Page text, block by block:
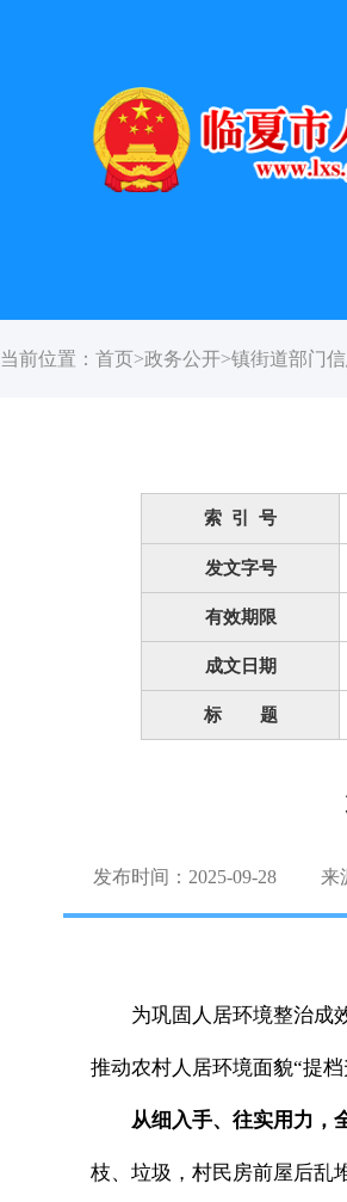
当前位置： 首页>政务公开>镇街道部门
索 引 号
发文字号
有效期限
成文日期
标 题
发布时间：2025-09-28 来
为巩固人居环境整治成
推动农村人居环境面貌“提档
从细入手、往实用力，
枝、垃圾，村民房前屋后乱